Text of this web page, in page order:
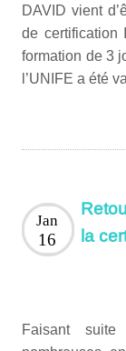
DAVID vient
de certification
formation de 3
l’UNIFE a été
la
Jan
16
Faisant